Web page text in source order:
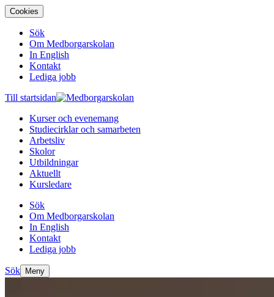
Cookies
Sök
Om Medborgarskolan
In English
Kontakt
Lediga jobb
Till startsidan
Kurser och evenemang
Studiecirklar och samarbeten
Arbetsliv
Skolor
Utbildningar
Aktuellt
Kursledare
Sök
Om Medborgarskolan
In English
Kontakt
Lediga jobb
Sök Meny